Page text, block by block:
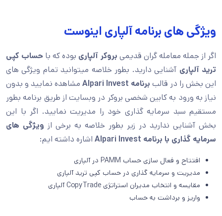
ویژگی های برنامه آلپاری اینوست
اگر از جمله معامله گران قدیمی بروکر آلپاری بوده که با حساب کپی
ترید آلپاری آشنایی دارید. بطور خلاصه میتوانید تمام ویژگی های
این بخش را در قالب برنامه Alpari Invest مشاهده نمایید و بدون
نیاز به ورود به کابین شخصی بروکر در وبسایت از طریق برنامه بطور
مستقیم سبد سرمایه گذاری خود را مدیریت نمایید. اگر با این
بخش آشنایی ندارید در زیر بطور خلاصه به برخی از ویژگی های
سرمایه گذاری با برنامه Alpari Invest
اشاره داشته ایم:
افتتاح و فعال سازی حساب PAMM در آلپاری
مدیریت و سرمایه گذاری در حساب کپی ترید آلپاری
مقایسه و انتخاب مدیران استراتژی CopyTrade آلپاری
واریز و برداشت به حساب